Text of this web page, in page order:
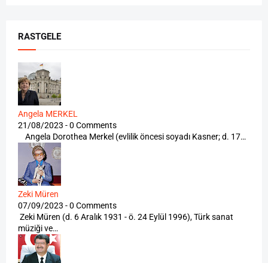
RASTGELE
Angela MERKEL
21/08/2023 - 0 Comments
Angela Dorothea Merkel (evlilik öncesi soyadı Kasner; d. 17…
Zeki Müren
07/09/2023 - 0 Comments
Zeki Müren (d. 6 Aralık 1931 - ö. 24 Eylül 1996), Türk sanat
müziği ve…